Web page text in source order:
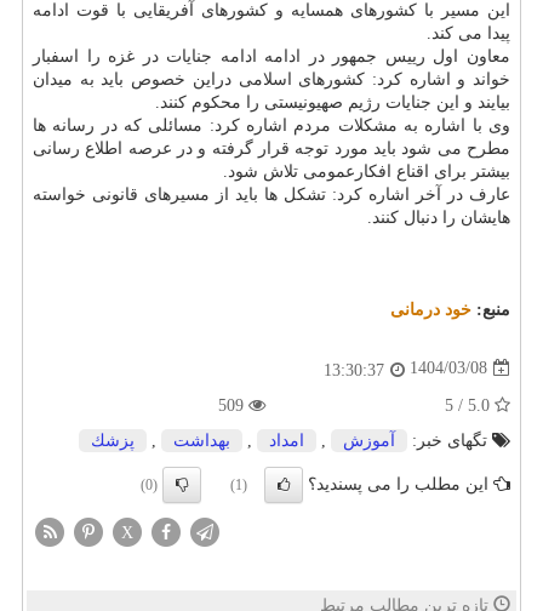
این مسیر با کشورهای همسایه و کشورهای آفریقایی با قوت ادامه
پیدا می کند.
معاون اول رییس جمهور در ادامه ادامه جنایات در غزه را اسفبار
خواند و اشاره کرد: کشورهای اسلامی دراین خصوص باید به میدان
بیایند و این جنایات رژیم صهیونیستی را محکوم کنند.
وی با اشاره به مشکلات مردم اشاره کرد: مسائلی که در رسانه ها
مطرح می شود باید مورد توجه قرار گرفته و در عرصه اطلاع رسانی
بیشتر برای اقناع افکارعمومی تلاش شود.
عارف در آخر اشاره کرد: تشکل ها باید از مسیرهای قانونی خواسته
هایشان را دنبال کنند.
منبع: خود درمانی
1404/03/08
13:30:37
تگهای خبر:
آموزش امداد بهداشت پزشك
این مطلب را می پسندید؟ (1)
(0)
X
تازه ترین مطالب مرتبط